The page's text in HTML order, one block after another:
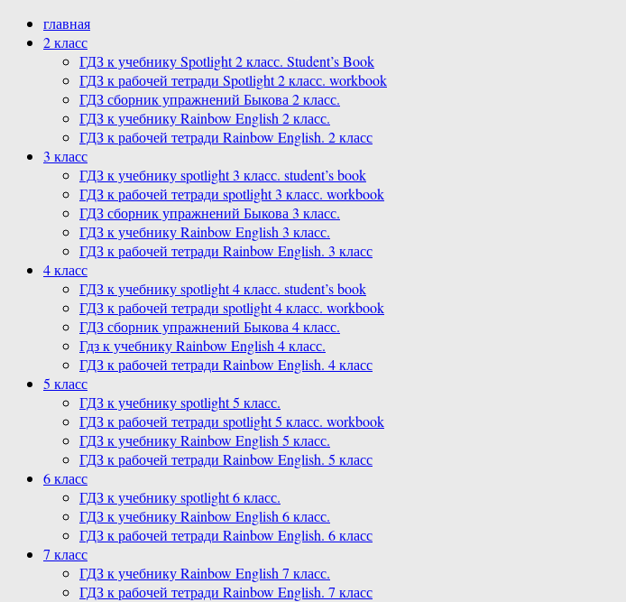
главная
2 класс
ГДЗ к учебнику Spotlight 2 класс. Student’s Book
ГДЗ к рабочей тетради Spotlight 2 класс. workbook
ГДЗ сборник упражнений Быкова 2 класс.
ГДЗ к учебнику Rainbow English 2 класс.
ГДЗ к рабочей тетради Rainbow English. 2 класс
3 класс
ГДЗ к учебнику spotlight 3 класс. student’s book
ГДЗ к рабочей тетради spotlight 3 класс. workbook
ГДЗ сборник упражнений Быкова 3 класс.
ГДЗ к учебнику Rainbow English 3 класс.
ГДЗ к рабочей тетради Rainbow English. 3 класс
4 класс
ГДЗ к учебнику spotlight 4 класс. student’s book
ГДЗ к рабочей тетради spotlight 4 класс. workbook
ГДЗ сборник упражнений Быкова 4 класс.
Гдз к учебнику Rainbow English 4 класс.
ГДЗ к рабочей тетради Rainbow English. 4 класс
5 класс
ГДЗ к учебнику spotlight 5 класс.
ГДЗ к рабочей тетради spotlight 5 класс. workbook
ГДЗ к учебнику Rainbow English 5 класс.
ГДЗ к рабочей тетради Rainbow English. 5 класс
6 класс
ГДЗ к учебнику spotlight 6 класс.
ГДЗ к учебнику Rainbow English 6 класс.
ГДЗ к рабочей тетради Rainbow English. 6 класс
7 класс
ГДЗ к учебнику Rainbow English 7 класс.
ГДЗ к рабочей тетради Rainbow English. 7 класс